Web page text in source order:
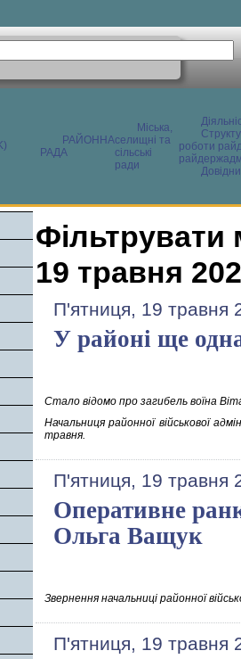
РАЙОННА
РАДА
Міська,
селищні та
сільські
ради
роботи
Фільтрувати
19 травня
П'ятниця, 19 травня
У районі ще
Стало відомо про загибель воїна
Начальниця районної військової
травня.
П'ятниця, 19 травня
Оперативне
Ольга Ващук
Звернення начальниці районної
П'ятниця, 19 травня